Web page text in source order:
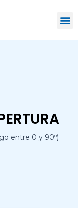
entre 0 y 90º)